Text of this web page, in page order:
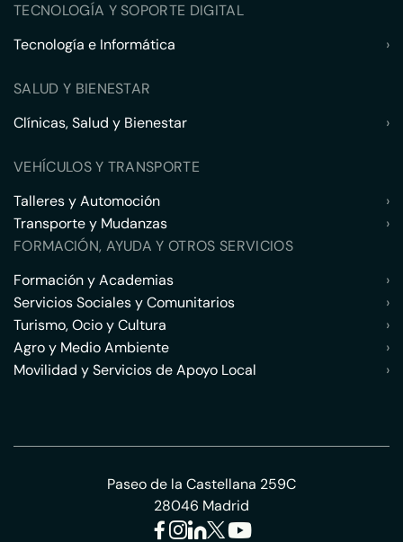
TECNOLOGÍA Y SOPORTE DIGITAL
Tecnología e Informática
›
SALUD Y BIENESTAR
Clínicas, Salud y Bienestar
›
VEHÍCULOS Y TRANSPORTE
Talleres y Automoción
›
Transporte y Mudanzas
›
FORMACIÓN, AYUDA Y OTROS SERVICIOS
Formación y Academias
›
Servicios Sociales y Comunitarios
›
Turismo, Ocio y Cultura
›
Agro y Medio Ambiente
›
Movilidad y Servicios de Apoyo Local
›
Paseo de la Castellana 259C
28046 Madrid